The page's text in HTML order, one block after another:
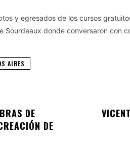
y egresados de los cursos
Sourdeaux donde conversaron con
AIRES
DE
DE